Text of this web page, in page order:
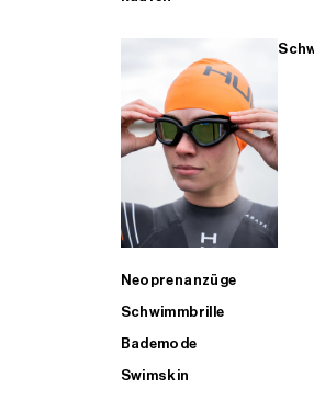
Neoprenanzüge
Schwimmbrille
Bademode
Swimskin